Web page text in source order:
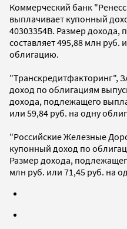
Коммерческий банк
выплачивает купонный
40303354B. Размер
составляет 495,88 млн руб.
облигацию.
"Транскредитфакторинг",
доход по облигациям
дохода, подлежащего
или 59,84 руб. на одну
"Российские Железные
купонный доход по
Размер дохода,
млн руб. или 71,45 руб. на